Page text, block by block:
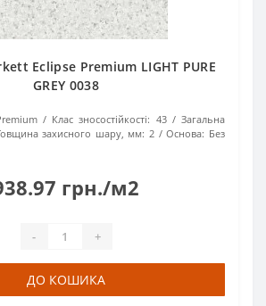
Eclipse Premium LIGHT PURE
GREY 0038
Клас зносостійкості: 43
Загальна
захисного шару, мм: 2 Основа: Без
грн./м2
- +
ДО КОШИКА